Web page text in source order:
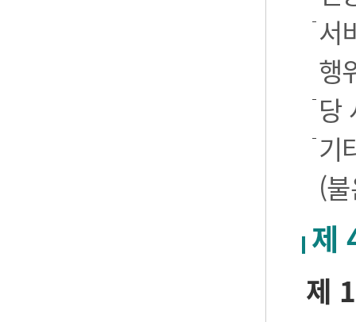
서
행
당
기
(
제
제